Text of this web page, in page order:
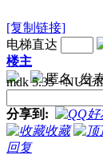
[复制链接]
电梯直达
楼主
匿名发
mdk 5.35 +NU-
分享到:
收藏
回复